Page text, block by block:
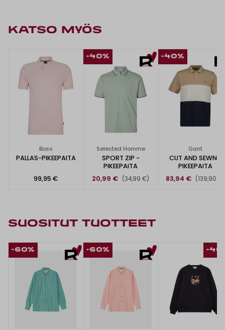
KATSO MYÖS
Boss
PALLAS-PIKEEPAITA
99,95 €
-40%
Selected Homme
SPORT ZIP -
PIKEEPAITA
20,99 € (34,99 €)
-40%
Gant
CUT AND SEWN -
PIKEEPAITA
83,94 € (139,90 €)
SUOSITUT TUOTTEET
-60% -60% -